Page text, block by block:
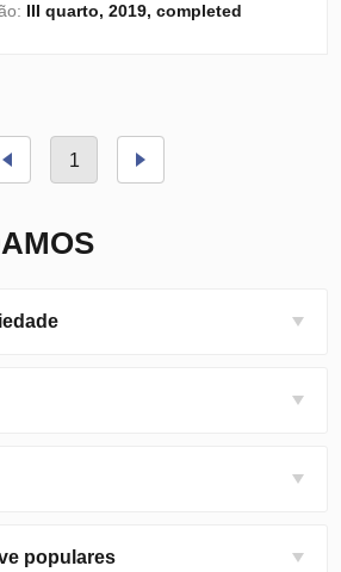
III quarto, 2019, completed
1
populares